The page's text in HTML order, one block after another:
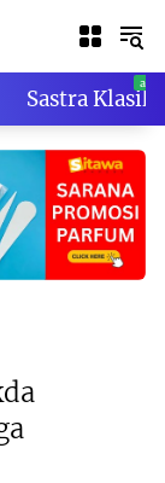
Sastra Klasik